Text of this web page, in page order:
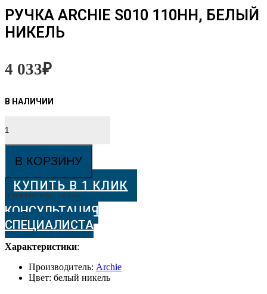
РУЧКА ARCHIE S010 110HH, БЕЛЫЙ
НИКЕЛЬ
4 033₽
товара
Ручка
S010
110HH,
белый
никель
В КОРЗИНУ
КУПИТЬ В 1 КЛИК
АРТИКУЛ: 10108
КОНСУЛЬТАЦИЯ
СПЕЦИАЛИСТА
Характеристики:
Производитель: Archie
Цвет: белый никель